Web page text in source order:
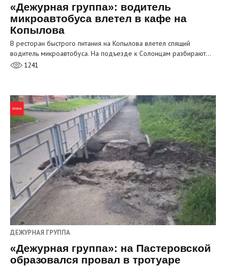
«Дежурная группа»: водитель
микроавтобуса влетел в кафе на
Копылова
В ресторан быстрого питания на Копылова влетел спящий
водитель микроавтобуса. На подъезде к Солонцам разбирают…
1241
ДЕЖУРНАЯ ГРУППА
«Дежурная группа»: на Пастеровской
образовался провал в тротуаре